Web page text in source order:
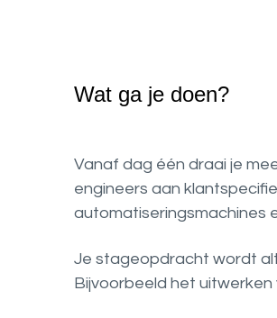
Wat ga je doen?
Vanaf dag één draai je
engineers aan
automatiseringsmachines
Je stageopdracht wordt
Bijvoorbeeld het